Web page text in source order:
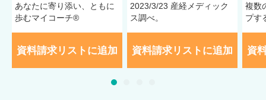
あなたに寄り添い、ともに
歩むマイコーチ®
資料請求リストに追加
2023/3/23 産経メディック
ス調べ。
資料請求リストに追加
複数
プす
資